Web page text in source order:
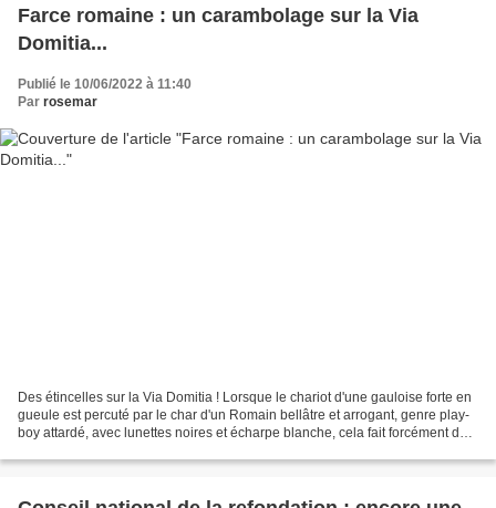
Farce romaine : un carambolage sur la Via
Domitia...
Publié le 10/06/2022 à 11:40
Par rosemar
Des étincelles sur la Via Domitia ! Lorsque le chariot d'une gauloise forte en
gueule est percuté par le char d'un Romain bellâtre et arrogant, genre play-
boy attardé, avec lunettes noires et écharpe blanche, cela fait forcément des